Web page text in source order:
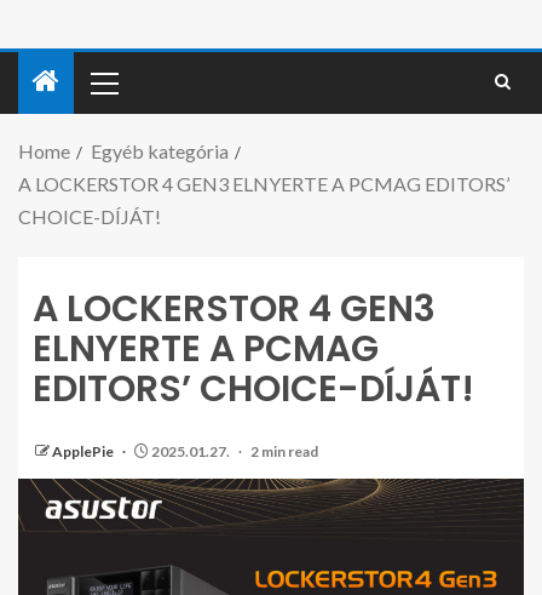
Home
Egyéb kategória
A LOCKERSTOR 4 GEN3 ELNYERTE A PCMAG EDITORS’
CHOICE-DÍJÁT!
A LOCKERSTOR 4 GEN3
ELNYERTE A PCMAG
EDITORS’ CHOICE-DÍJÁT!
ApplePie 2025.01.27. 2 min read